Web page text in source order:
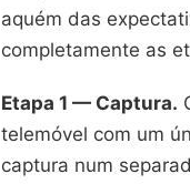
aquém das
completamente as
Etapa 1 — Captura.
telemóvel com um
captura num